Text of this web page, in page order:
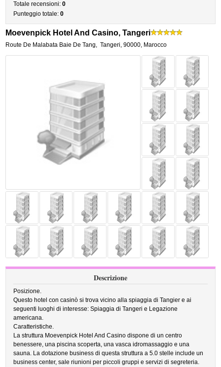
Totale recensioni:0
Punteggio totale:0
Moevenpick Hotel And Casino, Tangeri
Route De Malabata Baie De Tang, Tangeri,90000, Marocco
Descrizione
Posizione.
Questo hotel con casinò si trova vicino alla spiaggia di Tangier e ai
seguenti luoghi di interesse: Spiaggia di Tangeri e Legazione
americana.
Caratteristiche.
La struttura Moevenpick Hotel And Casino dispone di un centro
benessere, una piscina scoperta, una vasca idromassaggio e una
sauna. La dotazione business di questa struttura a 5.0 stelle include un
business center, sale riunioni per piccoli gruppi e servizi di segreteria.